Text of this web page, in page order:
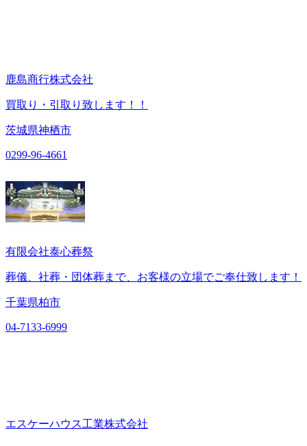
鹿島商行株式会社
買取り・引取り致します！！
茨城県神栖市
0299-96-4661
有限会社泰心葬祭
葬儀、社葬・団体葬まで、お客様の立場でご奉仕致します！
千葉県柏市
04-7133-6999
エスケーハウス工業株式会社